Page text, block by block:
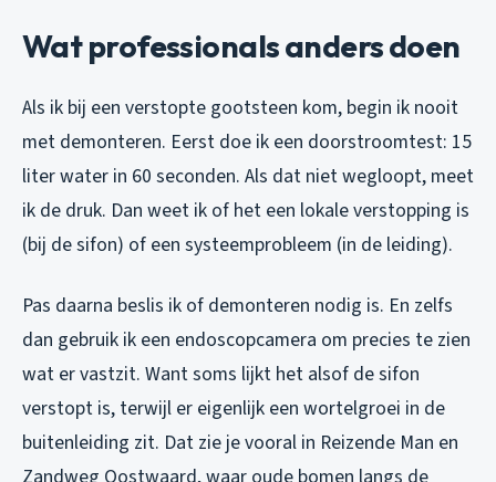
Wat professionals anders doen
Als ik bij een verstopte gootsteen kom, begin ik nooit
met demonteren. Eerst doe ik een doorstroomtest: 15
liter water in 60 seconden. Als dat niet wegloopt, meet
ik de druk. Dan weet ik of het een lokale verstopping is
(bij de sifon) of een systeemprobleem (in de leiding).
Pas daarna beslis ik of demonteren nodig is. En zelfs
dan gebruik ik een endoscopcamera om precies te zien
wat er vastzit. Want soms lijkt het alsof de sifon
verstopt is, terwijl er eigenlijk een wortelgroei in de
buitenleiding zit. Dat zie je vooral in Reizende Man en